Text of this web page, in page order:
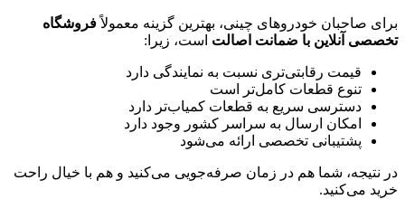
برای صاحبان خودروهای چینی، بهترین گزینه معمولاًفروشگاه
تخصصی آنلاین با ضمانت اصالت است، زیرا:
قیمت رقابتی‌تری نسبت به نمایندگی دارد
تنوع قطعات کامل‌تر است
دسترسی سریع به قطعات کمیاب‌تر دارد
امکان ارسال به سراسر کشور وجود دارد
پشتیبانی تخصصی ارائه می‌شود
در نتیجه، شما هم در زمان صرفه‌جویی می‌کنید و هم با خیال راحت
خرید می‌کنید.